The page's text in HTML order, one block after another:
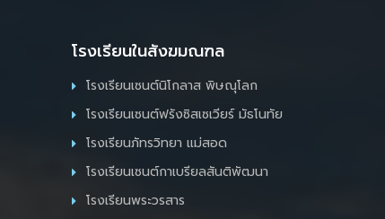
โรงเรียนในสังฆมณฑล
โรงเรียนเซนต์นิโกลาส พิษณุโลก
โรงเรียนเซนต์ฟรังซิสเซเวียร์ มัธโนทัย
โรงเรียนภัทรวิทยา แม่สอด
โรงเรียนเซนต์กาเบรียลสันติพัฒนา
โรงเรียนพระวรสาร